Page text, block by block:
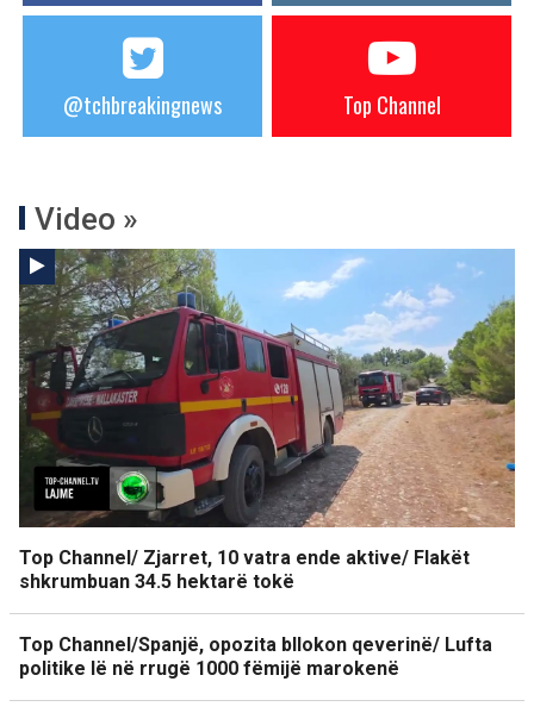
@tchbreakingnews Top Channel
Video »
Top Channel/ Zjarret, 10 vatra ende aktive/ Flakët
shkrumbuan 34.5 hektarë tokë
Top Channel/Spanjë, opozita bllokon qeverinë/ Lufta
politike lë në rrugë 1000 fëmijë marokenë